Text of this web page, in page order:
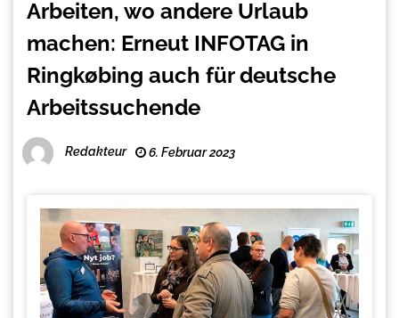
Arbeiten, wo andere Urlaub
machen: Erneut INFOTAG in
Ringkøbing auch für deutsche
Arbeitssuchende
Redakteur 6. Februar 2023